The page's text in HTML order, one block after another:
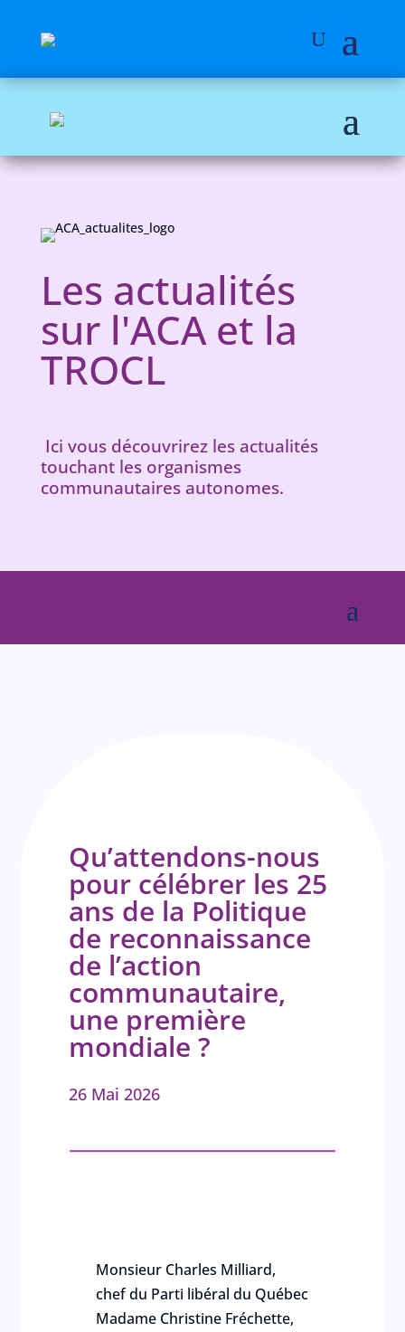
Les actualités
sur l'ACA et la
TROCL
Ici vous découvrirez les actualités
touchant les organismes
communautaires autonomes.
Qu’attendons-nous
pour célébrer les 25
ans de la Politique
de reconnaissance
de l’action
communautaire,
une première
mondiale ?
26 Mai 2026
Monsieur Charles Milliard,
chef du Parti libéral du Québec
Madame Christine Fréchette,